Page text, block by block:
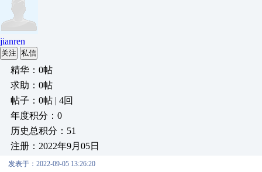
jianren
关注 私信
精华：0帖
求助：0帖
帖子：0帖 | 4回
年度积分：0
历史总积分：51
注册：2022年9月05日
发表于：2022-09-05 13:26:20